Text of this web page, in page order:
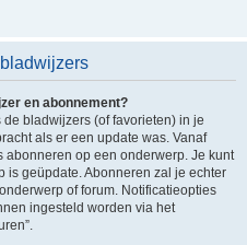
en abonnement?
bladwijzers (of favorieten) in je
als er een update was. Vanaf
op een onderwerp. Je kunt
is geüpdate. Abonneren zal je echter
of forum. Notificatieopties
ingesteld worden via het